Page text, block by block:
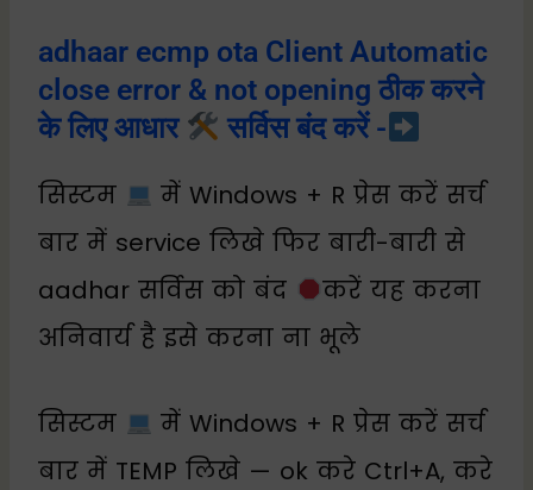
adhaar ecmp ota Client Automatic
close error & not opening ठीक करने
के लिए आधार
सर्विस बंद करें -
सिस्टम
में Windows + R प्रेस करें सर्च
बार में service लिखे फिर बारी-बारी से
aadhar सर्विस को बंद
करें यह करना
अनिवार्य है इसे करना ना भूले
सिस्टम
में Windows + R प्रेस करें सर्च
बार में TEMP लिखे — ok करे Ctrl+A, करे